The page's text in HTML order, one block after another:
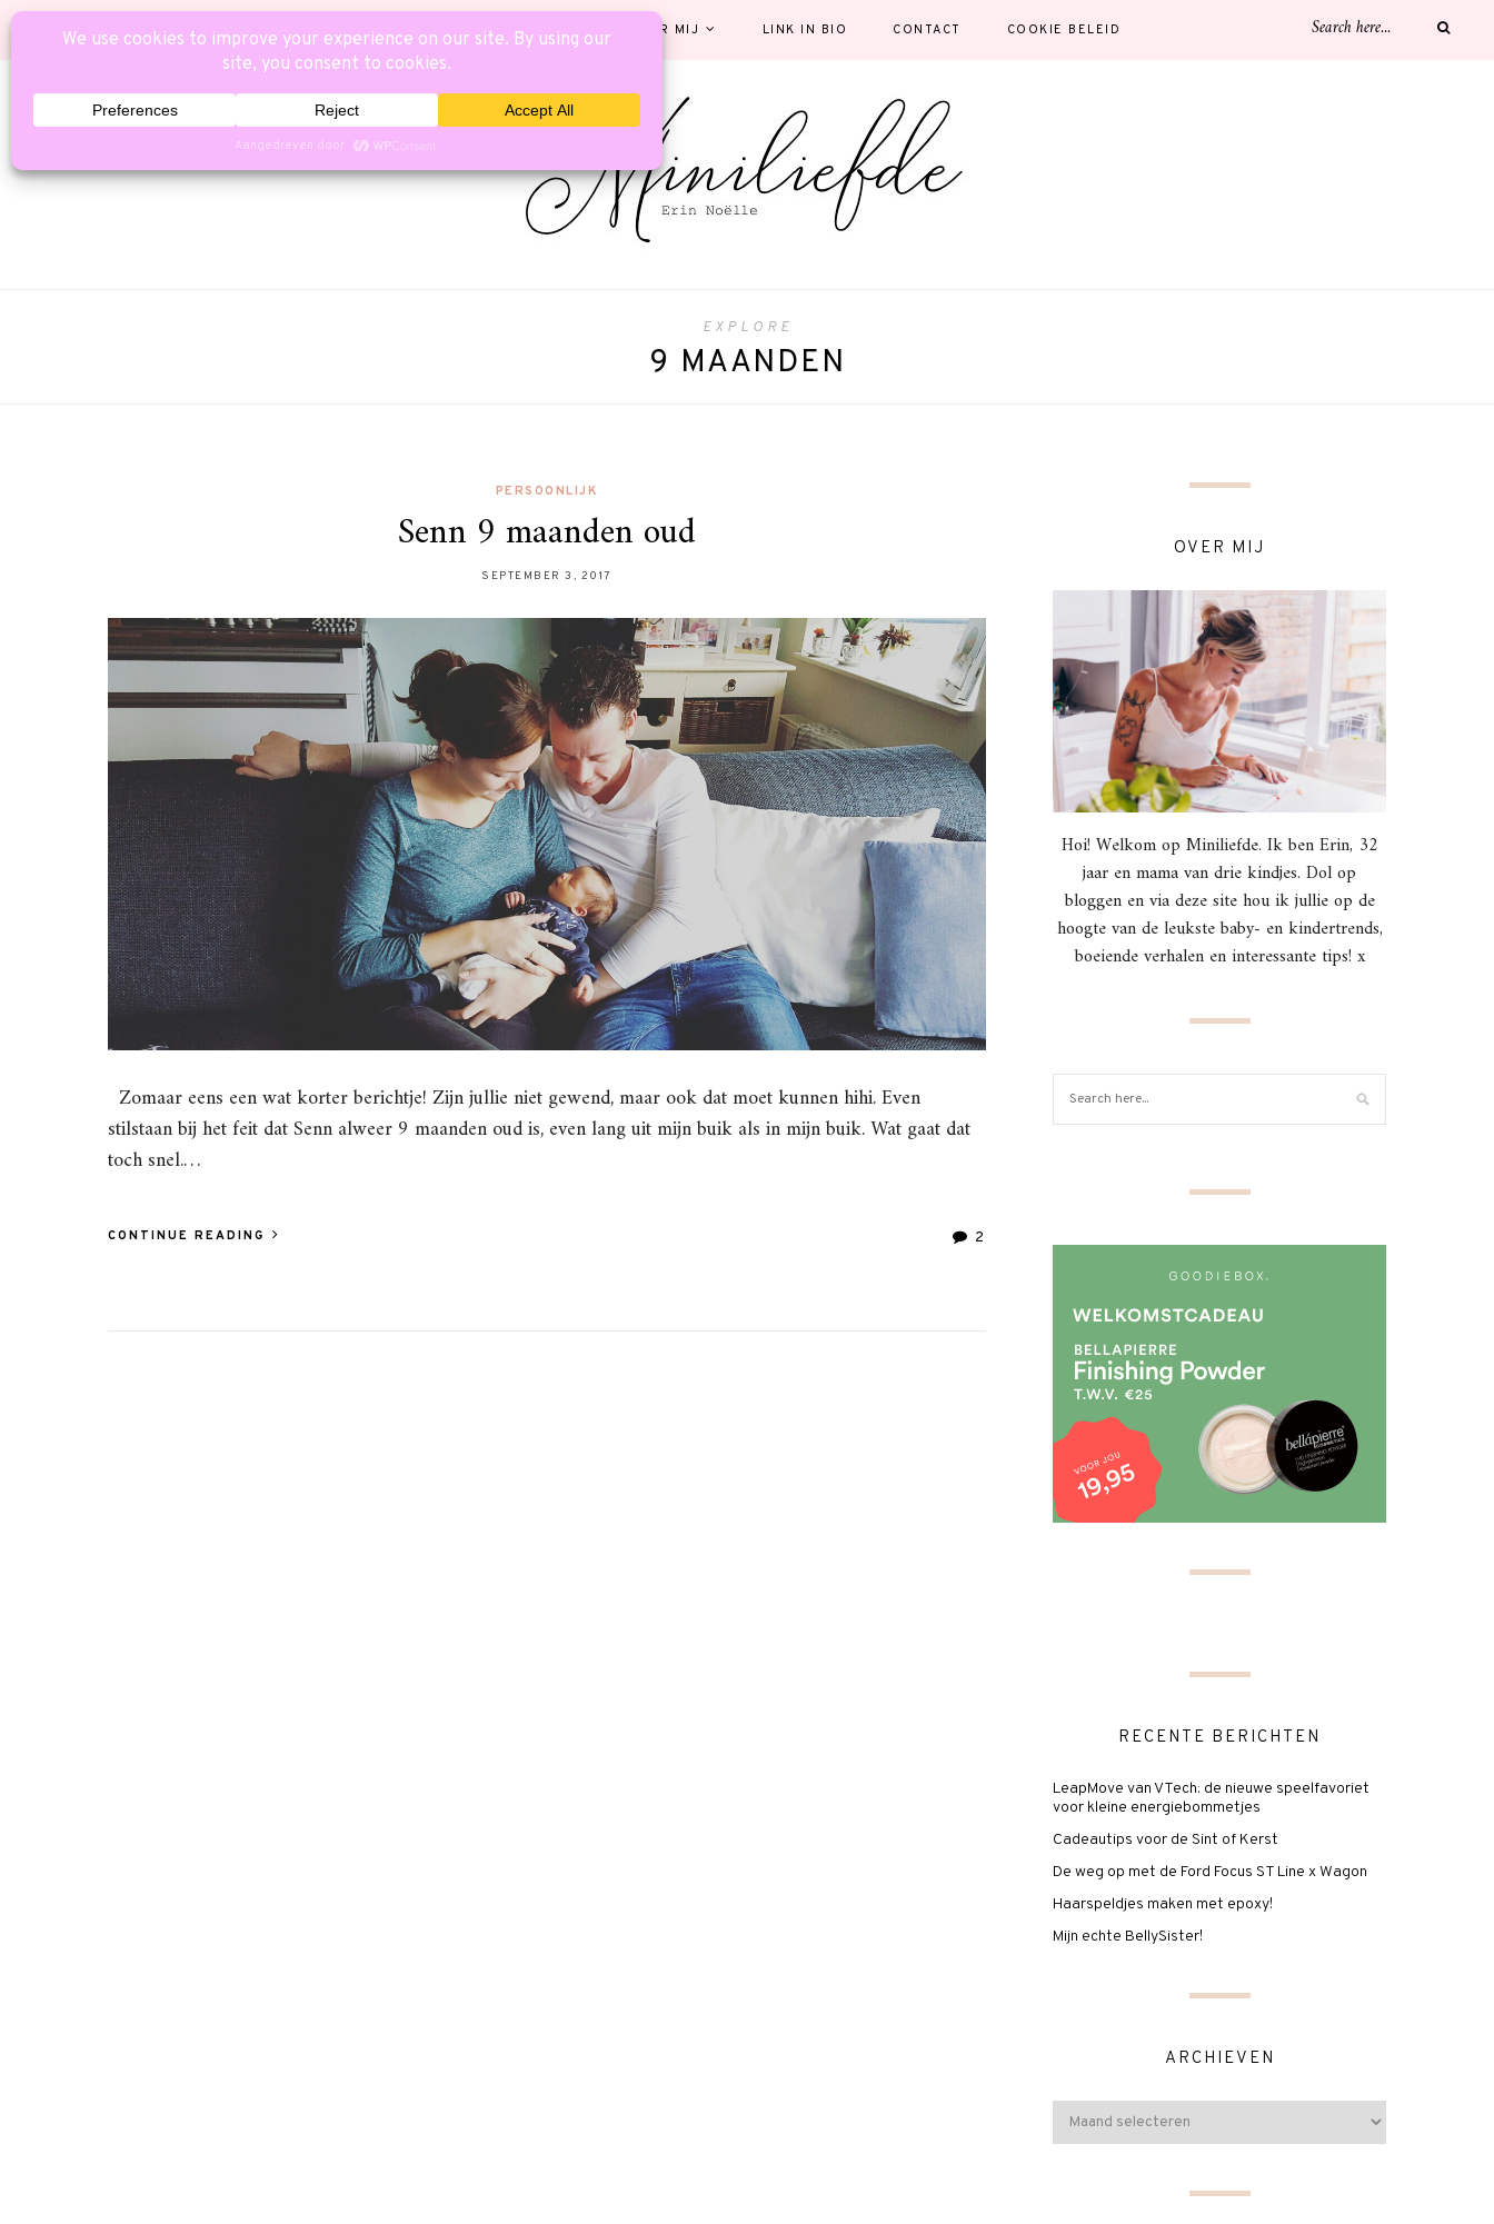
CATEGORIEËN OVER MIJ LINK IN BIO CONTACT COOKIE BELEID
EXPLORE
9 MAANDEN
PERSOONLIJK
Senn 9 maanden oud
SEPTEMBER 3, 2017
Zomaar eens een wat korter berichtje! Zijn jullie niet gewend, maar ook dat moet kunnen hihi. Even
stilstaan bij het feit dat Senn alweer 9 maanden oud is, even lang uit mijn buik als in mijn buik. Wat gaat dat
toch snel.…
CONTINUE READING 2
OVER MIJ
Hoi! Welkom op Miniliefde. Ik ben Erin, 32
jaar en mama van drie kindjes. Dol op
bloggen en via deze site hou ik jullie op de
hoogte van de leukste baby- en kindertrends,
boeiende verhalen en interessante tips! x
RECENTE BERICHTEN
LeapMove van VTech: de nieuwe speelfavoriet
voor kleine energiebommetjes
Cadeautips voor de Sint of Kerst
De weg op met de Ford Focus ST Line x Wagon
Haarspeldjes maken met epoxy!
Mijn echte BellySister!
ARCHIEVEN